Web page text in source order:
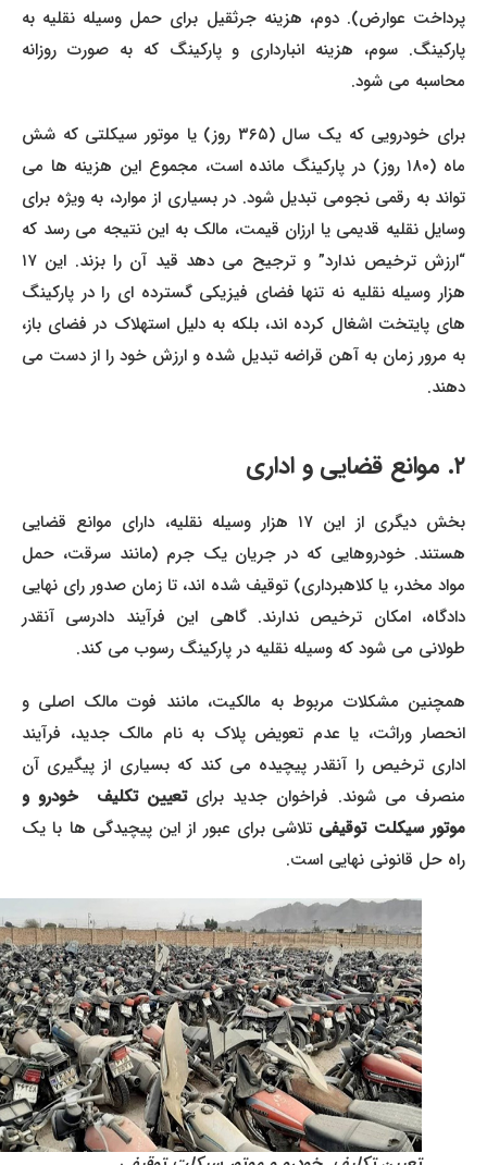
پرداخت عوارض). دوم، هزینه جرثقیل برای حمل وسیله نقلیه به
پارکینگ. سوم، هزینه انبارداری و پارکینگ که به صورت روزانه
محاسبه می شود.
برای خودرویی که یک سال (۳۶۵ روز) یا موتور سیکلتی که شش
ماه (۱۸۰ روز) در پارکینگ مانده است، مجموع این هزینه ها می
تواند به رقمی نجومی تبدیل شود. در بسیاری از موارد، به ویژه برای
وسایل نقلیه قدیمی یا ارزان قیمت، مالک به این نتیجه می رسد که
“ارزش ترخیص ندارد” و ترجیح می دهد قید آن را بزند. این ۱۷
هزار وسیله نقلیه نه تنها فضای فیزیکی گسترده ای را در پارکینگ
های پایتخت اشغال کرده اند، بلکه به دلیل استهلاک در فضای باز،
به مرور زمان به آهن قراضه تبدیل شده و ارزش خود را از دست می
دهند.
بخش دیگری از این ۱۷ هزار وسیله نقلیه، دارای موانع قضایی
هستند. خودروهایی که در جریان یک جرم (مانند سرقت، حمل
مواد مخدر، یا کلاهبرداری) توقیف شده اند، تا زمان صدور رای نهایی
دادگاه، امکان ترخیص ندارند. گاهی این فرآیند دادرسی آنقدر
طولانی می شود که وسیله نقلیه در پارکینگ رسوب می کند.
همچنین مشکلات مربوط به مالکیت، مانند فوت مالک اصلی و
انحصار وراثت، یا عدم تعویض پلاک به نام مالک جدید، فرآیند
اداری ترخیص را آنقدر پیچیده می کند که بسیاری از پیگیری آن
منصرف می شوند. فراخوان جدید برایتعیین تکلیف خودرو و
موتور سیکلت توقیفیتلاشی برای عبور از این پیچیدگی ها با یک
راه حل قانونی نهایی است.